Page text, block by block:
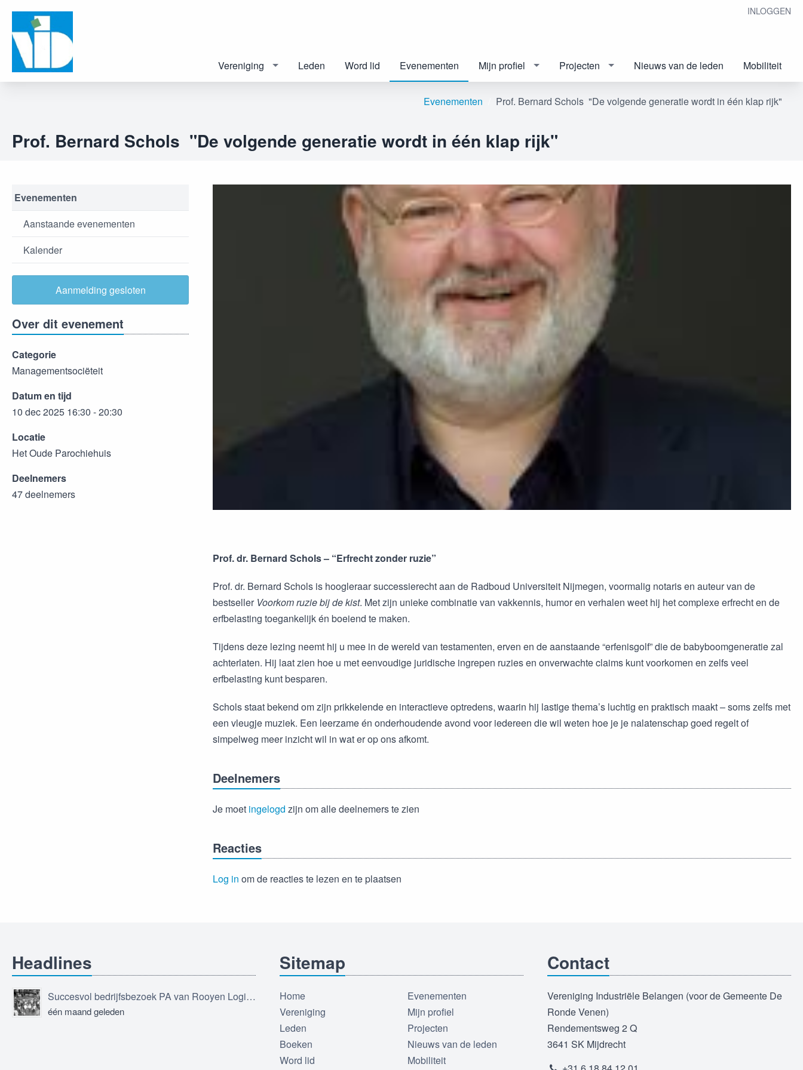
INLOGGEN
Vereniging Leden Word lid Evenementen Mijn profiel Projecten Nieuws van de leden Mobiliteit
Evenementen Prof. Bernard Schols "De volgende generatie wordt in één klap rijk"
Prof. Bernard Schols "De volgende generatie wordt in één klap rijk"
Evenementen
Aanstaande evenementen
Kalender
Aanmelding gesloten
Over dit evenement
Categorie
Managementsociëteit
Datum en tijd
10 dec 2025 16:30 - 20:30
Locatie
Het Oude Parochiehuis
Deelnemers
47 deelnemers
Prof. dr. Bernard Schols – “Erfrecht zonder ruzie”
Prof. dr. Bernard Schols is hoogleraar successierecht aan de Radboud Universiteit Nijmegen, voormalig notaris en auteur van de
bestseller Voorkom ruzie bij de kist. Met zijn unieke combinatie van vakkennis, humor en verhalen weet hij het complexe erfrecht en de
erfbelasting toegankelijk én boeiend te maken.
Tijdens deze lezing neemt hij u mee in de wereld van testamenten, erven en de aanstaande “erfenisgolf” die de babyboomgeneratie zal
achterlaten. Hij laat zien hoe u met eenvoudige juridische ingrepen ruzies en onverwachte claims kunt voorkomen en zelfs veel
erfbelasting kunt besparen.
Schols staat bekend om zijn prikkelende en interactieve optredens, waarin hij lastige thema’s luchtig en praktisch maakt – soms zelfs met
een vleugje muziek. Een leerzame én onderhoudende avond voor iedereen die wil weten hoe je je nalatenschap goed regelt of
simpelweg meer inzicht wil in wat er op ons afkomt.
Deelnemers
Je moet ingelogd zijn om alle deelnemers te zien
Reacties
Log in om de reacties te lezen en te plaatsen
Headlines
Succesvol bedrijfsbezoek PA van Rooyen Logistics
één maand geleden
Sitemap
Home
Vereniging
Leden
Boeken
Word lid
Evenementen
Mijn profiel
Projecten
Nieuws van de leden
Mobiliteit
Contact
Vereniging Industriële Belangen (voor de Gemeente De
Ronde Venen)
Rendementsweg 2 Q
3641 SK Mijdrecht